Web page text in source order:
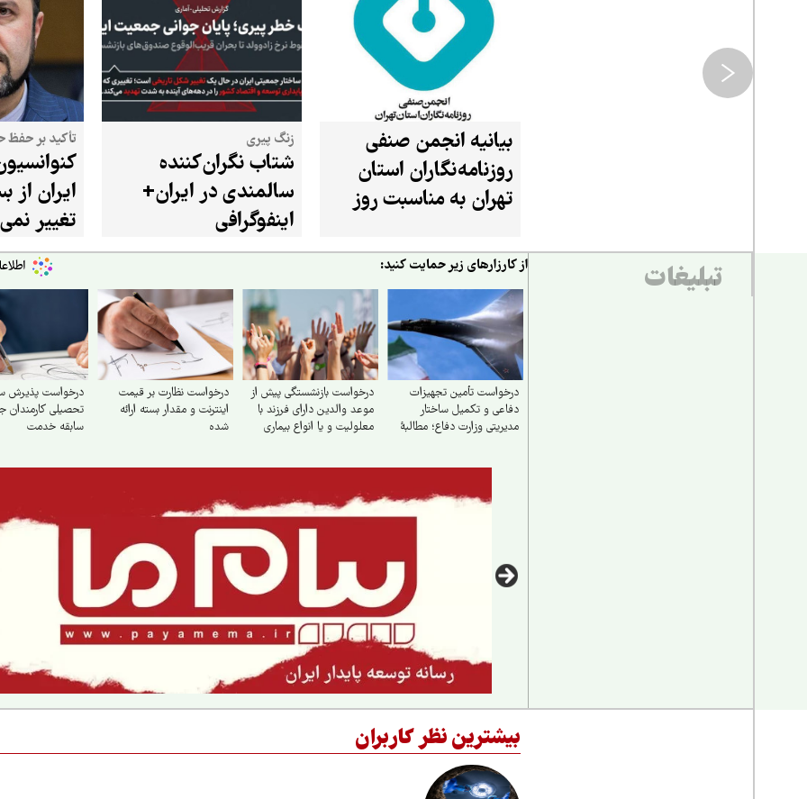
بیانیه انجمن صنفی
روزنامه‌نگاران استان
تهران به مناسبت روز
زنگ پیری
شتاب نگران‌کننده
سالمندی در ایران+
اینفوگرافی
تأکید بر
ایران از
تغییر
تبلیغات از کارزارهای زیر حمایت کنید:
درخواست تأمین تجهیزات
دفاعی و تکمیل ساختار
مدیریتی وزارت دفاع؛ مطالبهٔ
درخواست بازنشستگی پیش از
موعد والدین دارای فرزند با
معلولیت و یا انواع بیماری
درخواست نظارت بر قیمت
اینترنت و مقدار بسته ارائه
شده
درخواست پذیرش
تحصیلی کارمندان
سابقه خدمت
بیشترین نظر کاربران